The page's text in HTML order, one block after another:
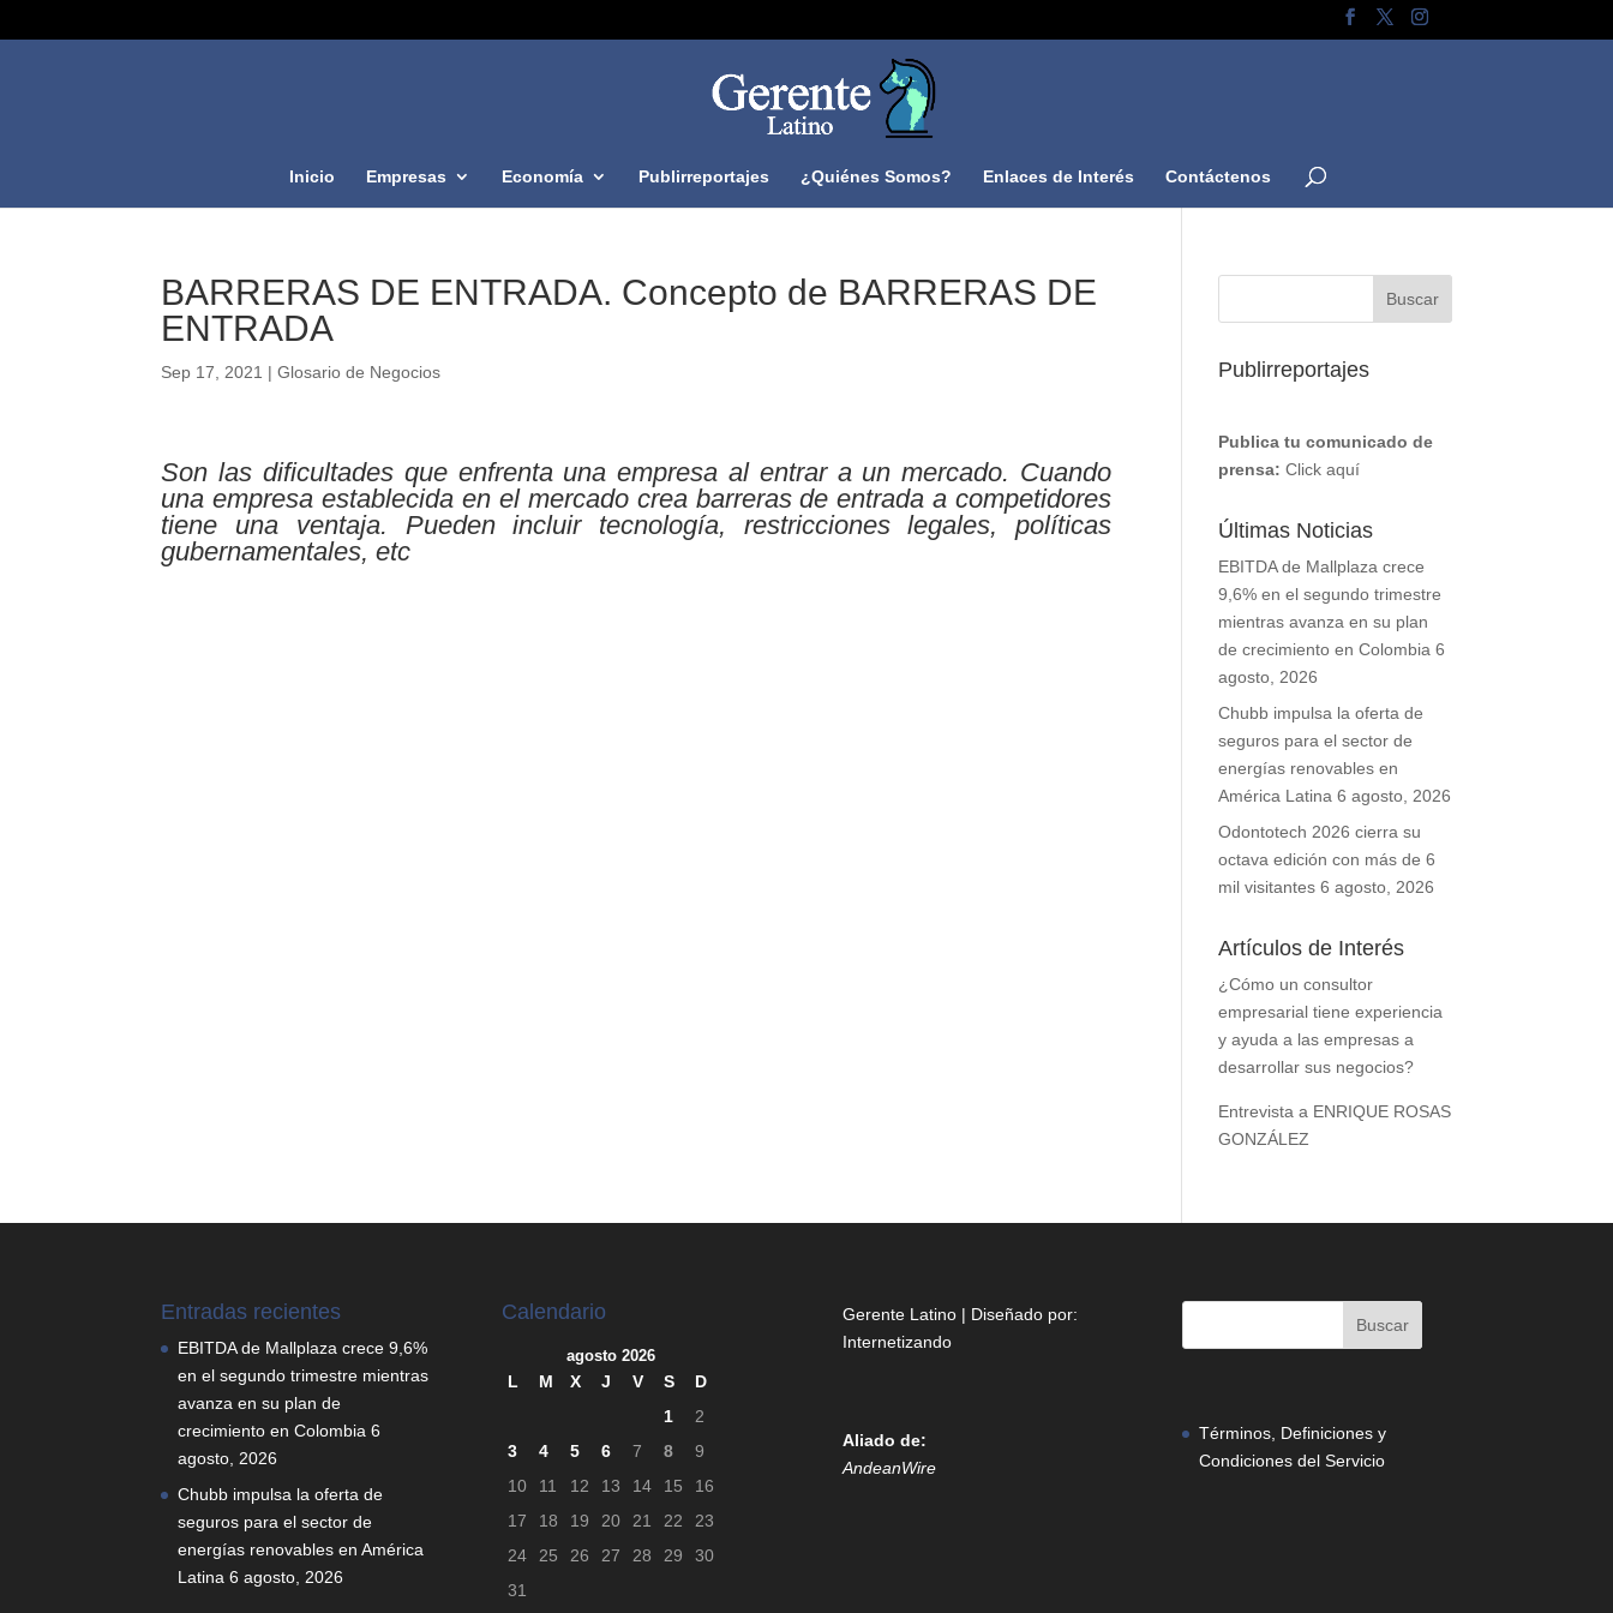
Inicio Empresas Economía Publirreportajes ¿Quiénes Somos? Enlaces de Interés Contáctenos
BARRERAS DE ENTRADA. Concepto de BARRERAS DE
ENTRADA
Sep 17, 2021 |Glosario de Negocios
Son las dificultades que enfrenta una empresa al entrar a un mercado. Cuando
una empresa establecida en el mercado crea barreras de entrada a competidores
tiene una ventaja. Pueden incluir tecnología, restricciones legales, políticas
gubernamentales, etc
Publirreportajes
Publica tu comunicado de
prensa: Click aquí
Últimas Noticias
EBITDA de Mallplaza crece
9,6% en el segundo trimestre
mientras avanza en su plan
de crecimiento en Colombia 6
agosto, 2026
Chubb impulsa la oferta de
seguros para el sector de
energías renovables en
América Latina 6 agosto, 2026
Odontotech 2026 cierra su
octava edición con más de 6
mil visitantes 6 agosto, 2026
Artículos de Interés
¿Cómo un consultor
empresarial tiene experiencia
y ayuda a las empresas a
desarrollar sus negocios?
Entrevista a ENRIQUE ROSAS
GONZÁLEZ
Entradas recientes
EBITDA de Mallplaza crece 9,6%
en el segundo trimestre mientras
avanza en su plan de
crecimiento en Colombia 6
agosto, 2026
Chubb impulsa la oferta de
seguros para el sector de
energías renovables en América
Latina 6 agosto, 2026
Calendario
agosto 2026
L M X J V S
D
1
2
3
4 5 6 7 8
9
10
11 12 13 14 15
16
17
18 19 20 21 22
23
24
25 26 27 28 29
30
31
Gerente Latino | Diseñado por:
Internetizando
Aliado de:
AndeanWire
Términos, Definiciones y
Condiciones del Servicio